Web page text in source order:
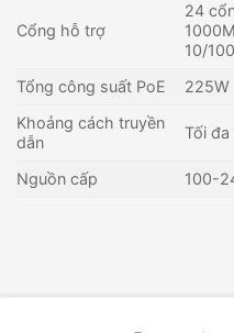
Cổng hỗ trợ
24
10/
Tổng công suất PoE
225W
Khoảng cách truyền
dẫn
Tối
Nguồn cấp 100-